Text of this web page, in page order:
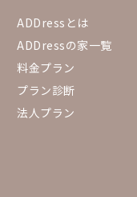
ADDressとは
ADDressの家一覧
料金プラン
プラン診断
法人プラン